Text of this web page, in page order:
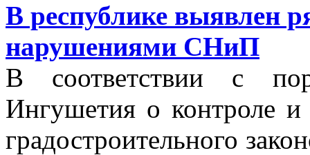
В республике выявлен
нарушениями СНиП
В соответствии с
Ингушетия о контроле
градостроительного